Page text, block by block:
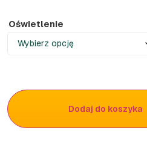
Oświetlenie
Dodaj do koszyka